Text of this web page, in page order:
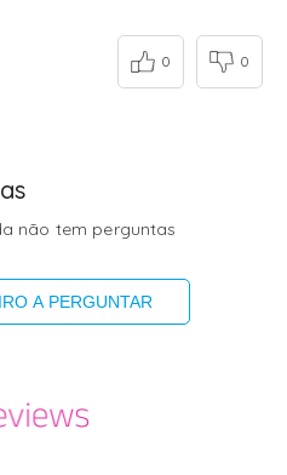
0 0
não tem perguntas
A PERGUNTAR